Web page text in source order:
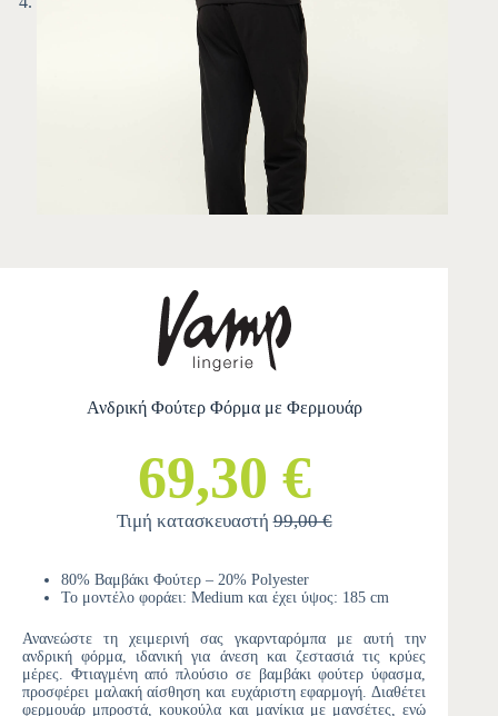
Ανδρική Φούτερ Φόρμα με Φερμουάρ
69,30 €
Τιμή κατασκευαστή99,00 €
80% Βαμβάκι Φούτερ – 20% Polyester
Το μοντέλο φοράει: Medium και έχει ύψος: 185 cm
Ανανεώστε τη χειμερινή σας γκαρνταρόμπα με αυτή την
ανδρική φόρμα, ιδανική για άνεση και ζεστασιά τις κρύες
μέρες. Φτιαγμένη από πλούσιο σε βαμβάκι φούτερ ύφασμα,
προσφέρει μαλακή αίσθηση και ευχάριστη εφαρμογή. Διαθέτει
φερμουάρ μπροστά, κουκούλα και μανίκια με μανσέτες, ενώ